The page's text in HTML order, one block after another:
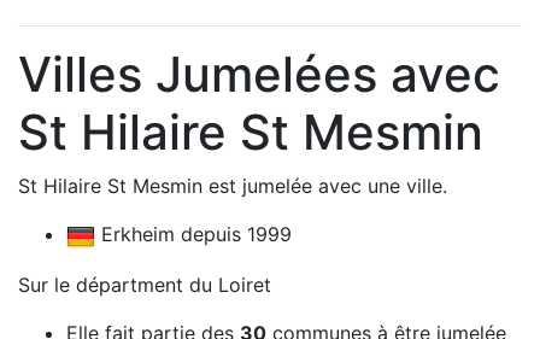
Villes Jumelées avec
St Hilaire St Mesmin
St Hilaire St Mesmin est jumelée avec une ville.
Erkheim depuis 1999
Sur le départment du Loiret
Elle fait partie des 30 communes à être jumelée